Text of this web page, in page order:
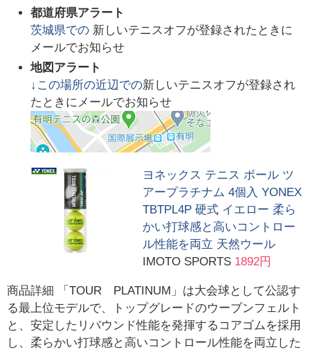
都道府県アラート
茨城県での 新しいテニスオフが登録されたときに
メールでお知らせ
地図アラート
↓この場所の近辺での新しいテニスオフが登録され
たときにメールでお知らせ
ヨネックス テニス ボール ツ
アープラチナム 4個入 YONEX
TBTPL4P 硬式 イエロー 柔ら
かい打球感と高いコントロー
ル性能を両立 天然ウール
IMOTO SPORTS 1892円
商品詳細 「TOUR PLATINUM」は大会球として公認す
る最上位モデルで、トップグレードのウーブンフェルト
と、安定したリバウンド性能を発揮するコアゴムを採用
し、柔らかい打球感と高いコントロール性能を両立した